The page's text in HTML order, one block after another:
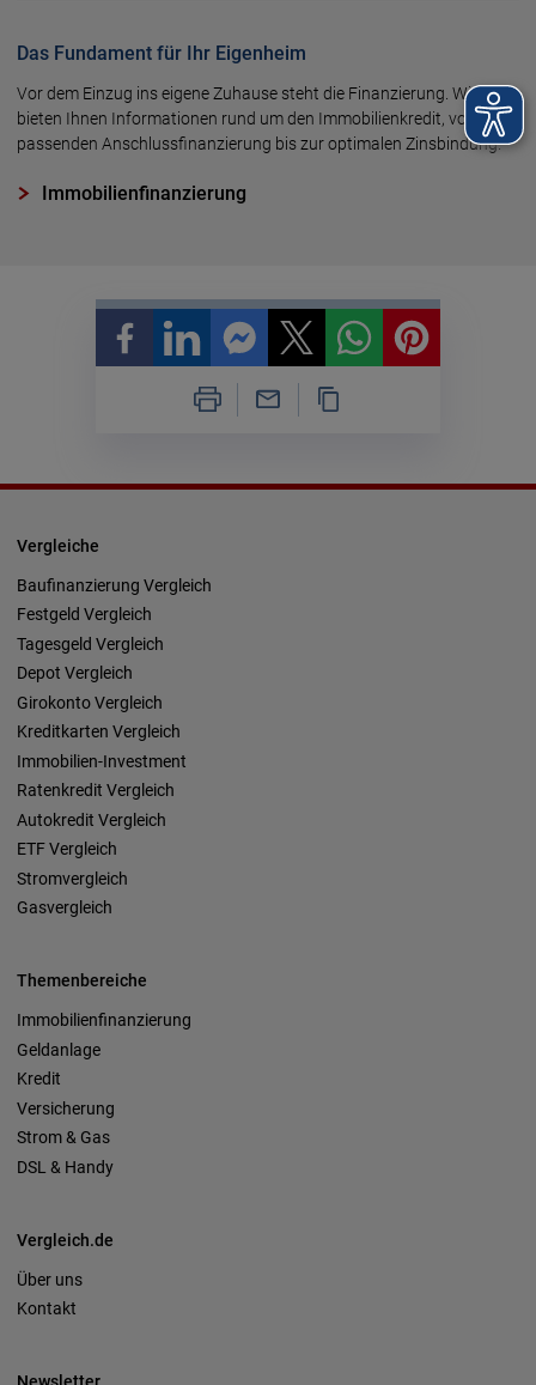
Das Fundament für Ihr Eigenheim
Vor dem Einzug ins eigene Zuhause steht die Finanzierung. Wir
bieten Ihnen Informationen rund um den Immobilienkredit, von der
passenden Anschlussfinanzierung bis zur optimalen Zinsbindung.
Immobilienfinanzierung
Vergleiche
Baufinanzierung Vergleich
Festgeld Vergleich
Tagesgeld Vergleich
Depot Vergleich
Girokonto Vergleich
Kreditkarten Vergleich
Immobilien-Investment
Ratenkredit Vergleich
Autokredit Vergleich
ETF Vergleich
Stromvergleich
Gasvergleich
Themenbereiche
Immobilienfinanzierung
Geldanlage
Kredit
Versicherung
Strom & Gas
DSL & Handy
Vergleich.de
Über uns
Kontakt